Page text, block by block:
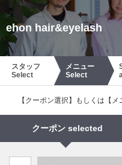
ehon hair&eyelash
スタッフ
Select
メニュー
Select
【クーポン選択】もしくは【
クーポン selected